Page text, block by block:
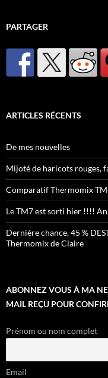
PARTAGER
ARTICLES RÉCENTS
De mes nouvelles
Mijoté de haricots rouges,
Comparatif Thermomix
Le TM7 est sorti hier !!!!
Dernière chance, 45 %
Thermomix de Claire
ABONNEZ VOUS À MA
MAIL REÇU POUR
Prénom ou nom complet
Email